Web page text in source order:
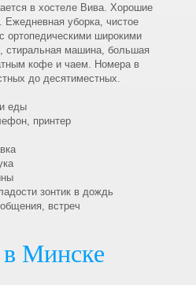
в хостеле Вива. Хорошие
Ежедневная уборка, чистое
ортопедическими широкими
стиральная машина, большая
кофе и чаем. Номера в
до десятиместных.
еды
принтер
зонтик в дождь
встреч
Минске